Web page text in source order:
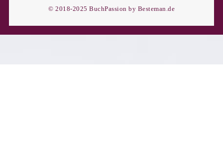
© 2018-2025 BuchPassion by Besteman.de